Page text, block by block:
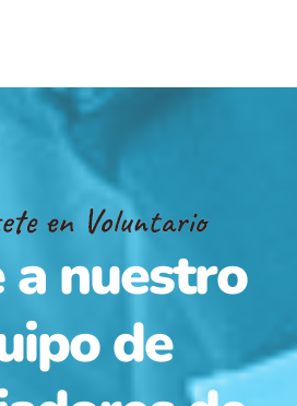
en Voluntario
a nuestro
de